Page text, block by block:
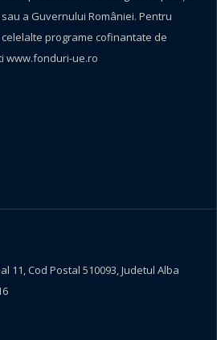
a Guvernului României. Pentru
programe cofinantate de
www.fonduri-ue.ro
11, Cod Postal 510093, Judetul Alba